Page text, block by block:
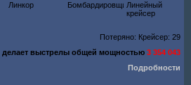
Линкор
БомбардировщикЛинейный
крейсер
Потеряно: Крейсер: 29
делает выстрелы общей мощностью3 354 043
Подробности